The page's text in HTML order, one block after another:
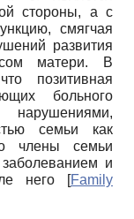
стороны, а с
смягчая
развития
матери. В
позитивная
больного
семьи как
члены семьи
и
него
[Family